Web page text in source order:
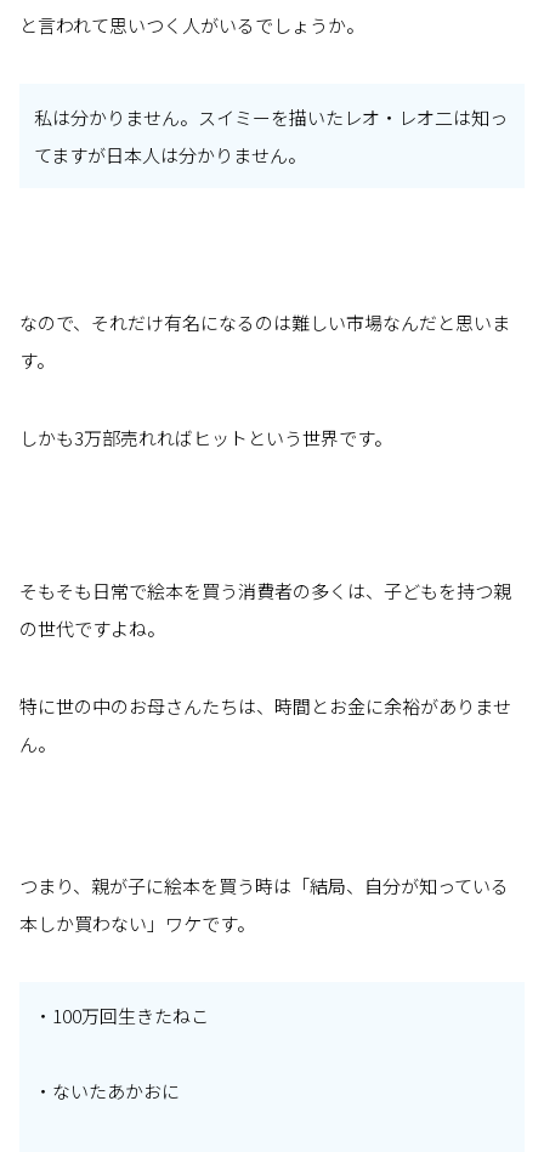
と言われて思いつく人がいるでしょうか。
私は分かりません。スイミーを描いたレオ・レオ二は知っ
てますが日本人は分かりません。
なので、それだけ有名になるのは難しい市場なんだと思いま
す。
しかも3万部売れればヒットという世界です。
そもそも日常で絵本を買う消費者の多くは、子どもを持つ親
の世代ですよね。
特に世の中のお母さんたちは、時間とお金に余裕がありませ
ん。
つまり、親が子に絵本を買う時は「結局、自分が知っている
本しか買わない」ワケです。
・100万回生きたねこ
・ないたあかおに